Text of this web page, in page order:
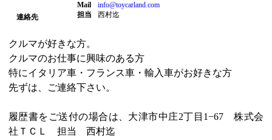
連絡先
Mail
担当
info@toycarland.com
西村迄
クルマが好きな方。
クルマのお仕事に興味のある方
特にイタリア車・フランス車・輸入車がお好きな方
先ずは、ご連絡下さい。
履歴書をご送付の場合は、大津市中庄2丁目1−67 株式会
社ＴＣＬ 担当 西村迄